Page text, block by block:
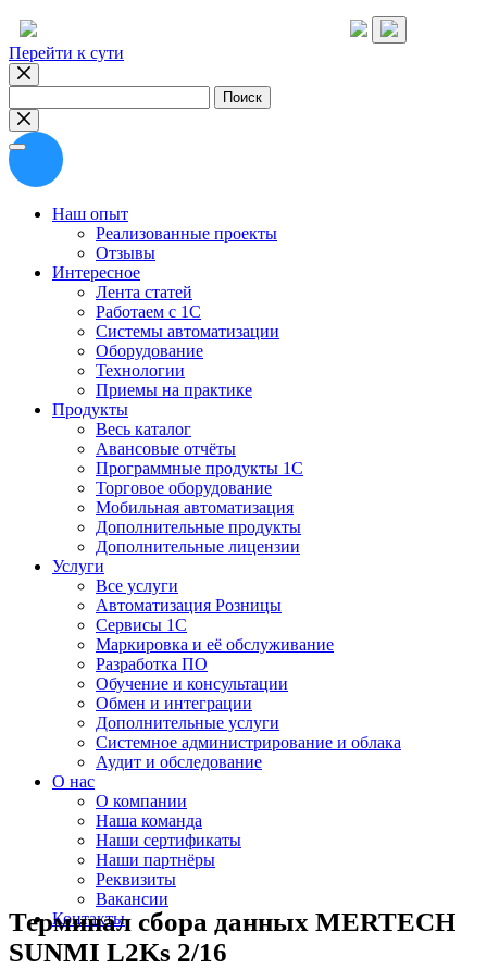
Перейти к сути
Наш опыт
Реализованные проекты
Отзывы
Интересное
Лента статей
Работаем с 1С
Системы автоматизации
Оборудование
Технологии
Приемы на практике
Продукты
Весь каталог
Авансовые отчёты
Программные продукты 1С
Торговое оборудование
Мобильная автоматизация
Дополнительные продукты
Дополнительные лицензии
Услуги
Все услуги
Автоматизация Розницы
Сервисы 1С
Маркировка и её обслуживание
Разработка ПО
Обучение и консультации
Обмен и интеграции
Дополнительные услуги
Системное администрирование и облака
Аудит и обследование
О нас
О компании
Наша команда
Наши сертификаты
Наши партнёры
Реквизиты
Вакансии
Контакты
Терминал сбора данных MERTECH
SUNMI L2Ks 2/16